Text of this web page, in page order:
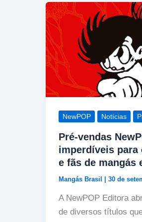
NewPOP Notícias
Pré-vendas
imperdíveis para
e fãs de mangás
Mangás Brasil | 30 de
A NewPOP Editora
de diversos títulos